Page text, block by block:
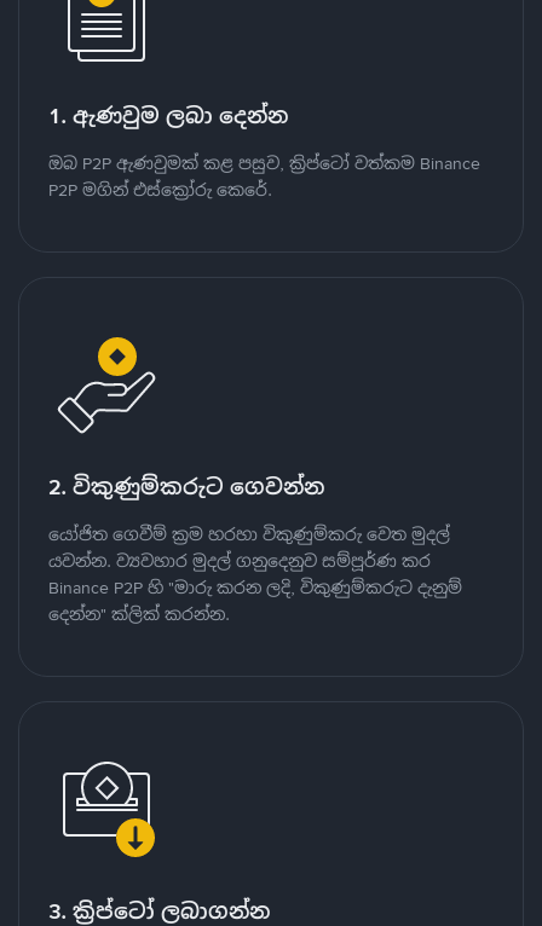
1. ඇණවුම ලබා දෙන්න
ඔබ P2P ඇණවුමක් කළ පසුව, ක්‍රිප්ටෝ වත්කම Binance
P2P මගින් එස්ක්‍රෝරු කෙරේ.
2. විකුණුම්කරුට ගෙවන්න
යෝජිත ගෙවීම් ක්‍රම හරහා විකුණුම්කරු වෙත මුදල්
යවන්න. ව්‍යවහාර මුදල් ගනුදෙනුව සම්පූර්ණ කර
Binance P2P හි "මාරු කරන ලදි, විකුණුම්කරුට දැනුම්
දෙන්න" ක්ලික් කරන්න.
3. ක්‍රිප්ටෝ ලබාගන්න